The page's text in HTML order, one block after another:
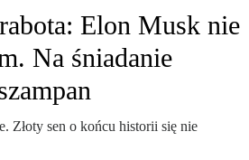
Elon Musk nie
Na śniadanie
Złoty sen o końcu historii się nie